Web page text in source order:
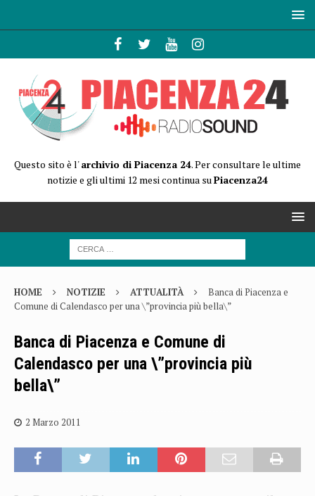
Questo sito è l'archivio di Piacenza 24. Per consultare le ultime
notizie e gli ultimi 12 mesi continua suPiacenza24
HOME NOTIZIE ATTUALITÀ
Banca di Piacenza e
Comune di Calendasco per una \”provincia più bella\”
Banca di Piacenza e Comune di
Calendasco per una \”provincia più
bella\”
2 Marzo 2011